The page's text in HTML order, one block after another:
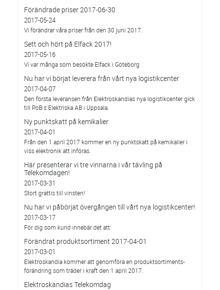
Förändrade priser 2017-06-30
2017-05-24
Vi förändrar våra priser från den 30 juni 2017.
Sett och hört på Elfack 2017!
2017-05-16
Vi var många som besökte Elfack i Göteborg
Nu har vi börjat leverera från vårt nya logistikcenter
2017-04-07
Den första leveransen från Elektroskandias nya logistikcenter gick
till PoB:s Elektriska AB i Uppsala.
Ny punktskatt på kemikalier
2017-04-01
Från den 1 april 2017 kommer en ny punktskatt på kemikalier i
viss elektronik att införas.
Här presenterar vi tre vinnarna i vår tävling på
Telekomdagen!
2017-03-31
Stort grattis till vinsten!
Nu har vi påbörjat övergången till vårt nya logistikcenter!
2017-03-17
För dig som kund innebär det att:
Förändrat produktsortiment 2017-04-01
2017-03-01
Elektroskandia kommer att genomföra en produktsortiments-
förändring som träder i kraft den 1 april 2017.
Elektroskandias Telekomdag